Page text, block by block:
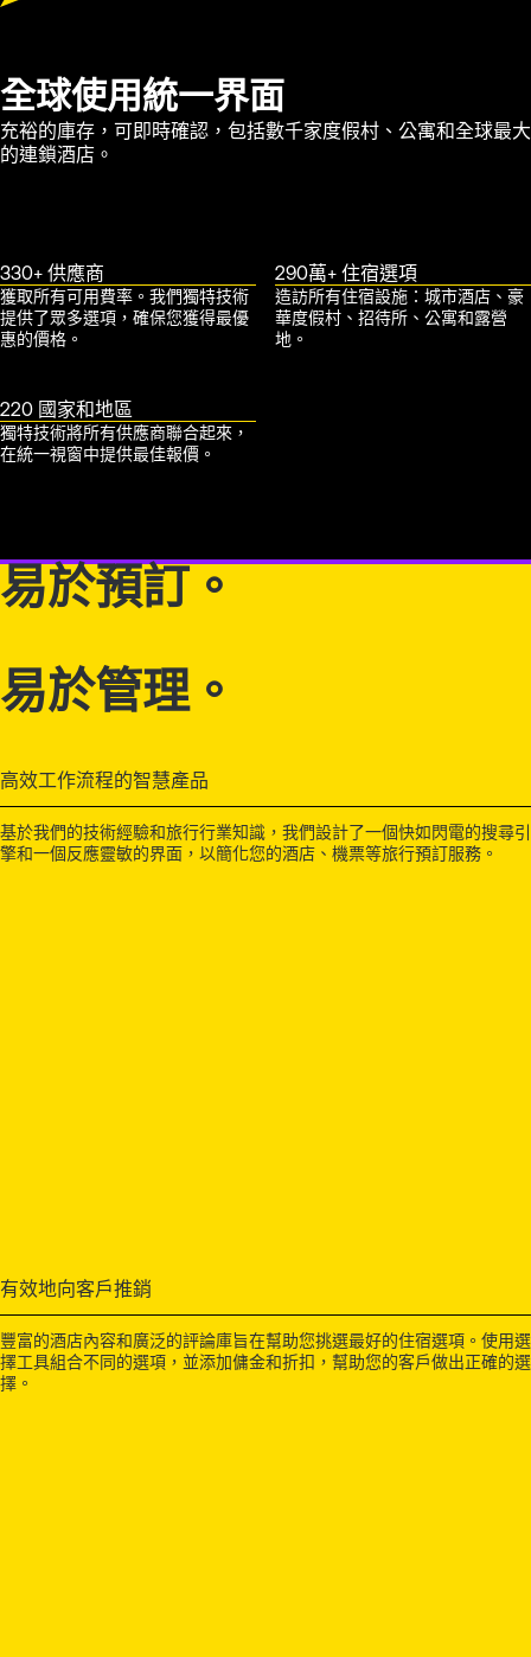
全球使用統一界面
充裕的庫存，可即時確認，包括數千家度假村、公寓和全球最大
的連鎖酒店。
330+ 供應商
獲取所有可用費率。我們獨特技術
提供了眾多選項，確保您獲得最優
惠的價格。
290萬+ 住宿選項
造訪所有住宿設施：城市酒店、豪
華度假村、招待所、公寓和露營
地。
220 國家和地區
獨特技術將所有供應商聯合起來，
在統一視窗中提供最佳報價。
易於預訂。
易於管理。
高效工作流程的智慧產品
基於我們的技術經驗和旅行行業知識，我們設計了一個快如閃電的搜尋引
擎和一個反應靈敏的界面，以簡化您的酒店、機票等旅行預訂服務。
有效地向客戶推銷
豐富的酒店內容和廣泛的評論庫旨在幫助您挑選最好的住宿選項。使用選
擇工具組合不同的選項，並添加傭金和折扣，幫助您的客戶做出正確的選
擇。